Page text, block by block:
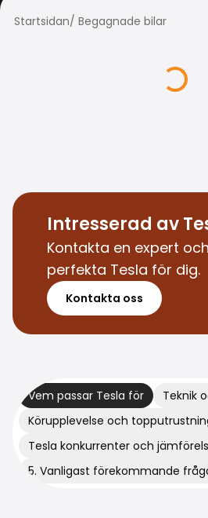
Dragfordon
BMW
Kia
Mercedes-Benz
Polestar
Toyota
Volkswagen
Sälj din bil
Sälj din bil
Sälj företagsbilen
Artiklar relaterade till
Miten säilytän autoni arvon?
Startsidan/ Begagnade bilar
Intresserad av
Kontakta en expert
perfekta Tesla för dig.
Kontakta oss
Vem passar Tesla för
Teknik
Körupplevelse och
Tesla konkurrenter och
5. Vanligast förekommande